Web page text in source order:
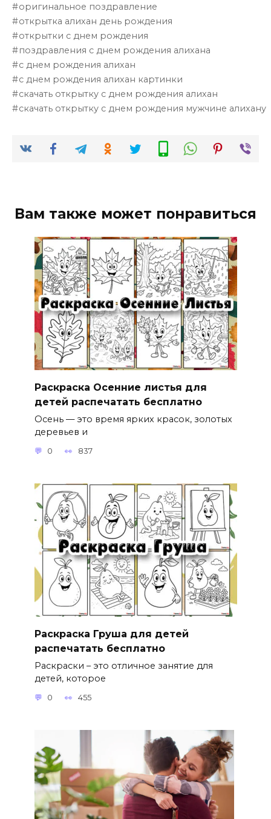
оригинальное поздравление
открытка алихан день рождения
открытки с днем рождения
поздравления с днем рождения алихана
с днем рождения алихан
с днем рождения алихан картинки
скачать открытку с днем рождения алихан
скачать открытку с днем рождения мужчине алихану
Вам также может понравиться
Раскраска Осенние листья для
детей распечатать бесплатно
Осень — это время ярких красок, золотых
деревьев и
0 837
Раскраска Груша для детей
распечатать бесплатно
Раскраски – это отличное занятие для
детей, которое
0 455